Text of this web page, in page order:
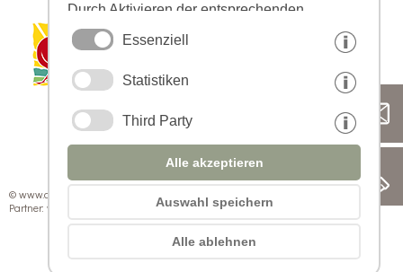
Durch Aktivieren der entsprechenden
Schaltflächen entscheiden Sie selbst, welche
Cookies zum Einsatz kommen.
"Auswahl speichern" oder "Auswahl
der ausgewählten Cookies erlauben.
Ihre Einwilligung können Sie jederzeit
widerrufen.
Essenziell
Statistiken
Third Party
Alle akzeptieren
Auswahl speichern
Alle ablehnen
© www.drescher.it - Webdesign in Südtirol Impressum
Partner: www.suedtirol-ferien.it
| Cookies | Seite drucken